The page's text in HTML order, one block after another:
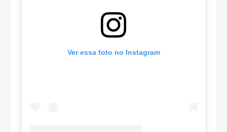
Ver essa foto no Instagram